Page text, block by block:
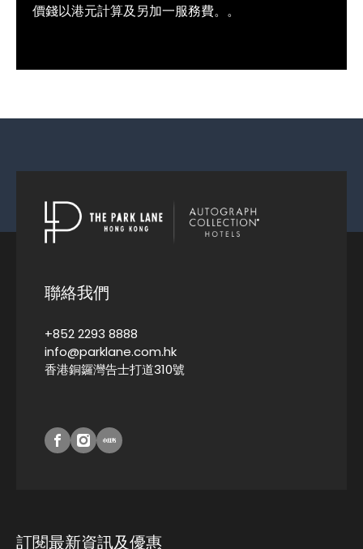
價錢以港元計算及另加一服務費。。
聯絡我們
+852 2293 8888
info@parklane.com.hk
香港銅鑼灣告士打道310號
訂閱最新資訊及優惠